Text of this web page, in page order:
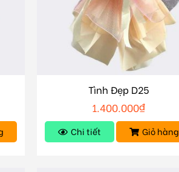
Tình Đẹp D25
1.400.000₫
Chi tiết Giỏ hàng